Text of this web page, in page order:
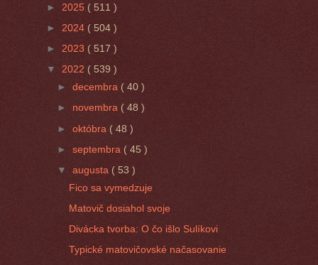
► 2025 ( 511 )
► 2024 ( 504 )
► 2023 ( 517 )
▼ 2022 ( 539 )
►decembra ( 40 )
► novembra ( 48 )
►októbra ( 48 )
►septembra ( 45 )
▼augusta ( 53 )
Fico sa vymedzuje
Matovič dosiahol svoje
Divácka tvorba: O čo išlo Sulíkovi
Typické matovičovské načasovanie